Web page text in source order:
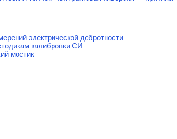
электрической добротности
калибровки СИ
мостик